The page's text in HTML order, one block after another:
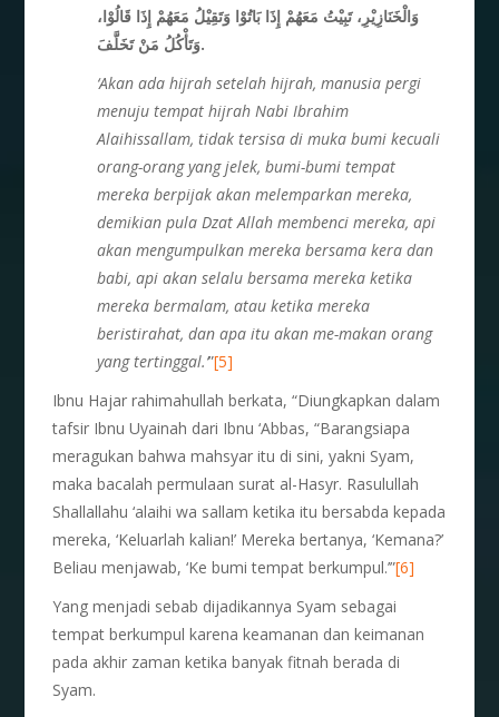
وَالْخَنَازِيْرِ، تَبِيْتُ مَعَهُمْ إِذَا بَاتُوْا وَتَقِيْلُ مَعَهُمْ إِذَا قَالُوْا،
وَتَأْكُلُ مَنْ
تَخَلَّفَ.
‘Akan ada hijrah setelah hijrah, manusia pergi
menuju tempat hijrah Nabi Ibrahim
Alaihissallam, tidak tersisa di muka bumi kecuali
orang-orang yang jelek, bumi-bumi tempat
mereka berpijak akan melemparkan mereka,
demikian pula Dzat Allah membenci mereka, api
akan mengumpulkan mereka bersama kera dan
babi, api akan selalu bersama mereka ketika
mereka bermalam, atau ketika mereka
beristirahat, dan apa itu akan me-makan orang
yang tertinggal.’”[5]
Ibnu Hajar rahimahullah berkata, “Diungkapkan dalam
tafsir Ibnu Uyainah dari Ibnu ‘Abbas, “Barangsiapa
meragukan bahwa mahsyar itu di sini, yakni Syam,
maka bacalah permulaan surat al-Hasyr. Rasulullah
Shallallahu ‘alaihi wa sallam ketika itu bersabda kepada
mereka, ‘Keluarlah kalian!’ Mereka bertanya, ‘Kemana?’
Beliau menjawab, ‘Ke bumi tempat berkumpul.’”[6]
Yang menjadi sebab dijadikannya Syam sebagai
tempat berkumpul karena keamanan dan keimanan
pada akhir zaman ketika banyak fitnah berada di
Syam.